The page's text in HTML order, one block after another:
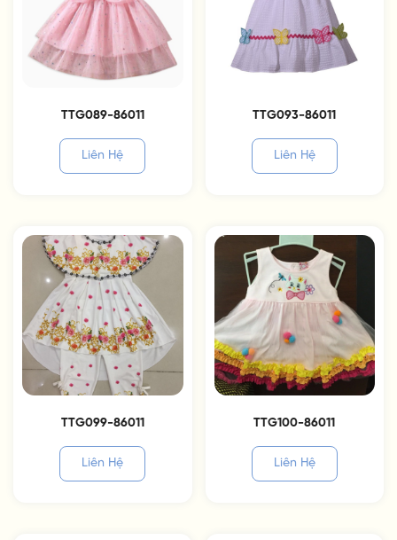
TTG089-86011
Liên Hệ
TTG093-86011
Liên Hệ
TTG099-86011
Liên Hệ
TTG100-86011
Liên Hệ